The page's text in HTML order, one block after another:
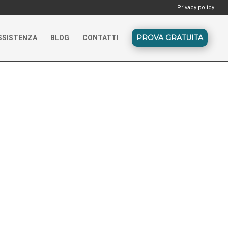
Privacy policy
BLOG CONTATTI PROVA GRATUITA